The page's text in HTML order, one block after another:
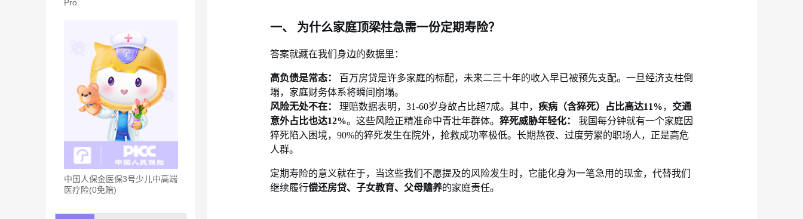
Pro
中国人保金医保3号少儿中高端
医疗险(0免赔)
一、 为什么家庭顶梁柱急需一份定期寿险？
答案就藏在我们身边的数据里：
高负债是常态：
百万房贷是许多家庭的标配，未来二三十年的收入早已被预先支配。一旦经济支柱倒
塌，家庭财务体系将瞬间崩塌。
风险无处不在：
理赔数据表明，31-60岁身故占比超7成。其中， 疾病（含猝死）占比高达11%， 交通
意外占比也达12%。这些风险正精准命中青壮年群体。 猝死威胁年轻化：
我国每分钟就有一个家庭因
猝死陷入困境，90%的猝死发生在院外，抢救成功率极低。长期熬夜、过度劳累的职场人，正是高危
人群。
定期寿险的意义就在于，当这些我们不愿提及的风险发生时，它能化身为一笔急用的现金，代替我们
继续履行偿还房贷、子女教育、父母赡养的家庭责任。